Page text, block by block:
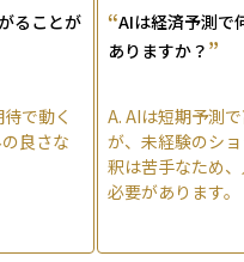
ることが
で動く
良さな
“AIは経済予測で
ありますか？ ”
A. AIは短期予測
が、未経験のシ
釈は苦手なため
必要があります。